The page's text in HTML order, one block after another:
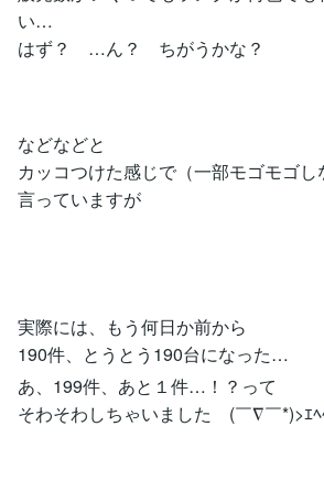
い…
はず？ …ん？ ちがうかな？
などなどと
カッコつけた感じで（一部モゴモゴし
言っていますが
実際には、もう何日か前から
190件、とうとう190台になった…
あ、199件、あと１件…！？って
そわそわしちゃいました (￣∇￣*)>ｴ